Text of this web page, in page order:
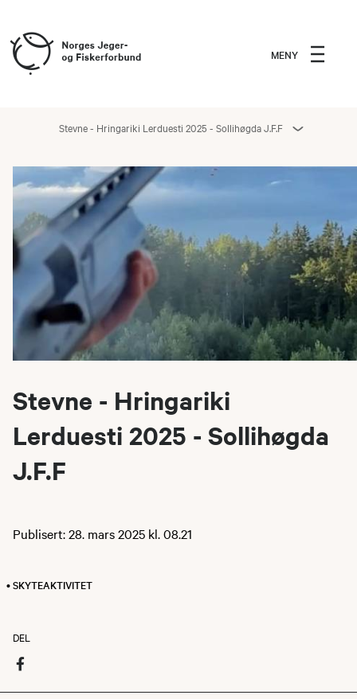
MENY
Stevne - Hringariki Lerduesti 2025 - Sollihøgda J.F.F
Stevne - Hringariki
Lerduesti 2025 - Sollihøgda
J.F.F
Publisert: 28. mars 2025 kl. 08.21
• SKYTEAKTIVITET
DEL